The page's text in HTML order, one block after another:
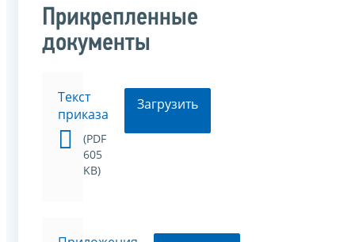
Прикрепленные
документы
Текст
приказа
(PDF
605
KB)
Загрузить